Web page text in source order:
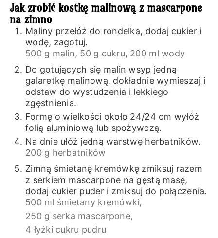
Jak zrobić kostkę malinową z mascarpone
na zimno
Maliny przełóż do rondelka, dodaj cukier i
wodę, zagotuj.
500 g malin, 50 g cukru, 200 ml wody
Do gotujących się malin wsyp jedną
galaretkę malinową, dokładnie wymieszaj i
odstaw do wystudzenia i lekkiego
zgęstnienia.
Formę o wielkości około 24/24 cm wyłóż
folią aluminiową lub spożywczą.
Na dnie ułóż jedną warstwę herbatników.
200 g herbatników
Zimną śmietanę kremówkę zmiksuj razem
z serkiem mascarpone na gęstą masę,
dodaj cukier puder i zmiksuj do połączenia.
500 ml śmietany kremówki,
250 g serka mascarpone,
4 łyżki cukru pudru